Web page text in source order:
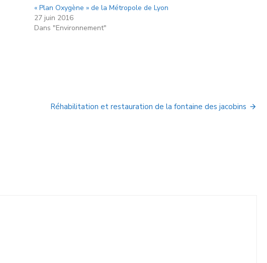
« Plan Oxygène » de la Métropole de Lyon
27 juin 2016
Dans "Environnement"
Réhabilitation et restauration de la fontaine des jacobins